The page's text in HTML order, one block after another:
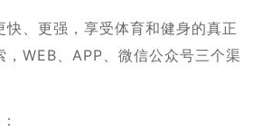
快、更强，享受体育和健身的真正
，WEB、APP、微信公众号三个渠